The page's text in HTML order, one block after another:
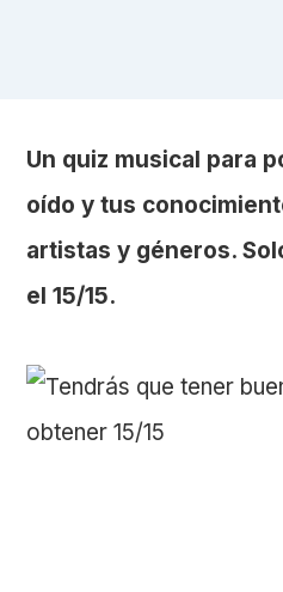
Un quiz musical para
oído y tus
artistas y géneros.
el 15/15.